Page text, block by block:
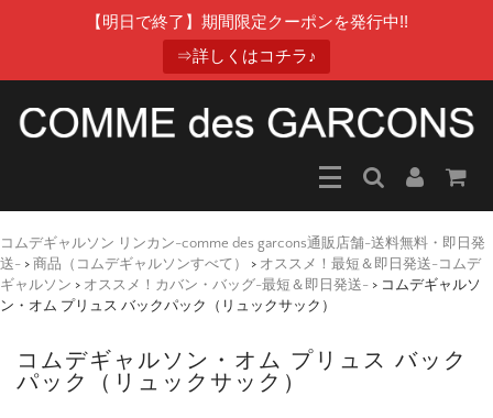
【明日で終了】期間限定クーポンを発行中!!
⇒詳しくはコチラ♪
コムデギャルソン リンカン-comme des garcons通販店舗-送料無料・即日発
送- > 商品（コムデギャルソンすべて） > オススメ！最短＆即日発送-コムデ
ギャルソン > オススメ！カバン・バッグ-最短＆即日発送- > コムデギャルソ
ン・オム プリュス バックパック（リュックサック）
コムデギャルソン・オム プリュス バック
パック（リュックサック）